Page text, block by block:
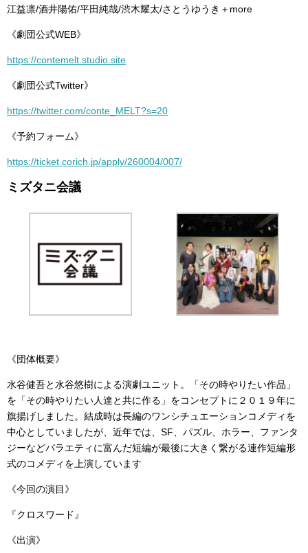
江益凛/酒井陽佑/平田純哉/渋木耀太/さとうゆうき＋more
《劇団公式WEB》
https://contemelt.studio.site
《劇団公式Twitter》
https://twitter.com/conte_MELT?s=20
《予約フォーム》
https://ticket.corich.jp/apply/260004/007/
ミズタニ会議
《団体概要》
水谷健吾と水谷悠樹による演劇ユニット。「その時やりたい作品」
を「その時やりたい人達と共に作る」 をコンセプトに２０１９年に
旗揚げしました。 結成時は長編のワンシチュエーションコメディを
中心としていましたが、近年では、SF、パズル、ホラー、 ファンタ
ジーなどバラエティに富んだ短編が最後に大きく繋がる連作短編形
式のコメディを上演しています
《今回の演目》
『クロスワード』
《出演》